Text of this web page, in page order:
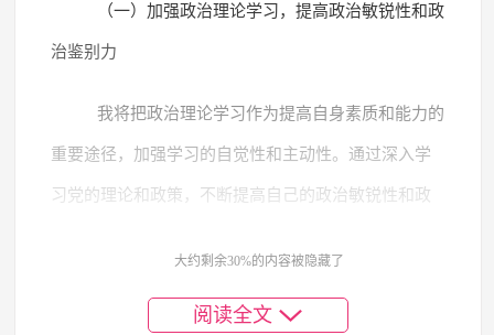
（一）加强政治理论学习，提高政治敏锐性和政
治鉴别力
我将把政治理论学习作为提高自身素质和能力的
重要途径，加强学习的自觉性和主动性。通过深入学
习党的理论和政策，不断提高自己的政治敏锐性和政
提高自己的政治素养和理论水平。
大约剩余30%的内容被隐藏了
阅读全文